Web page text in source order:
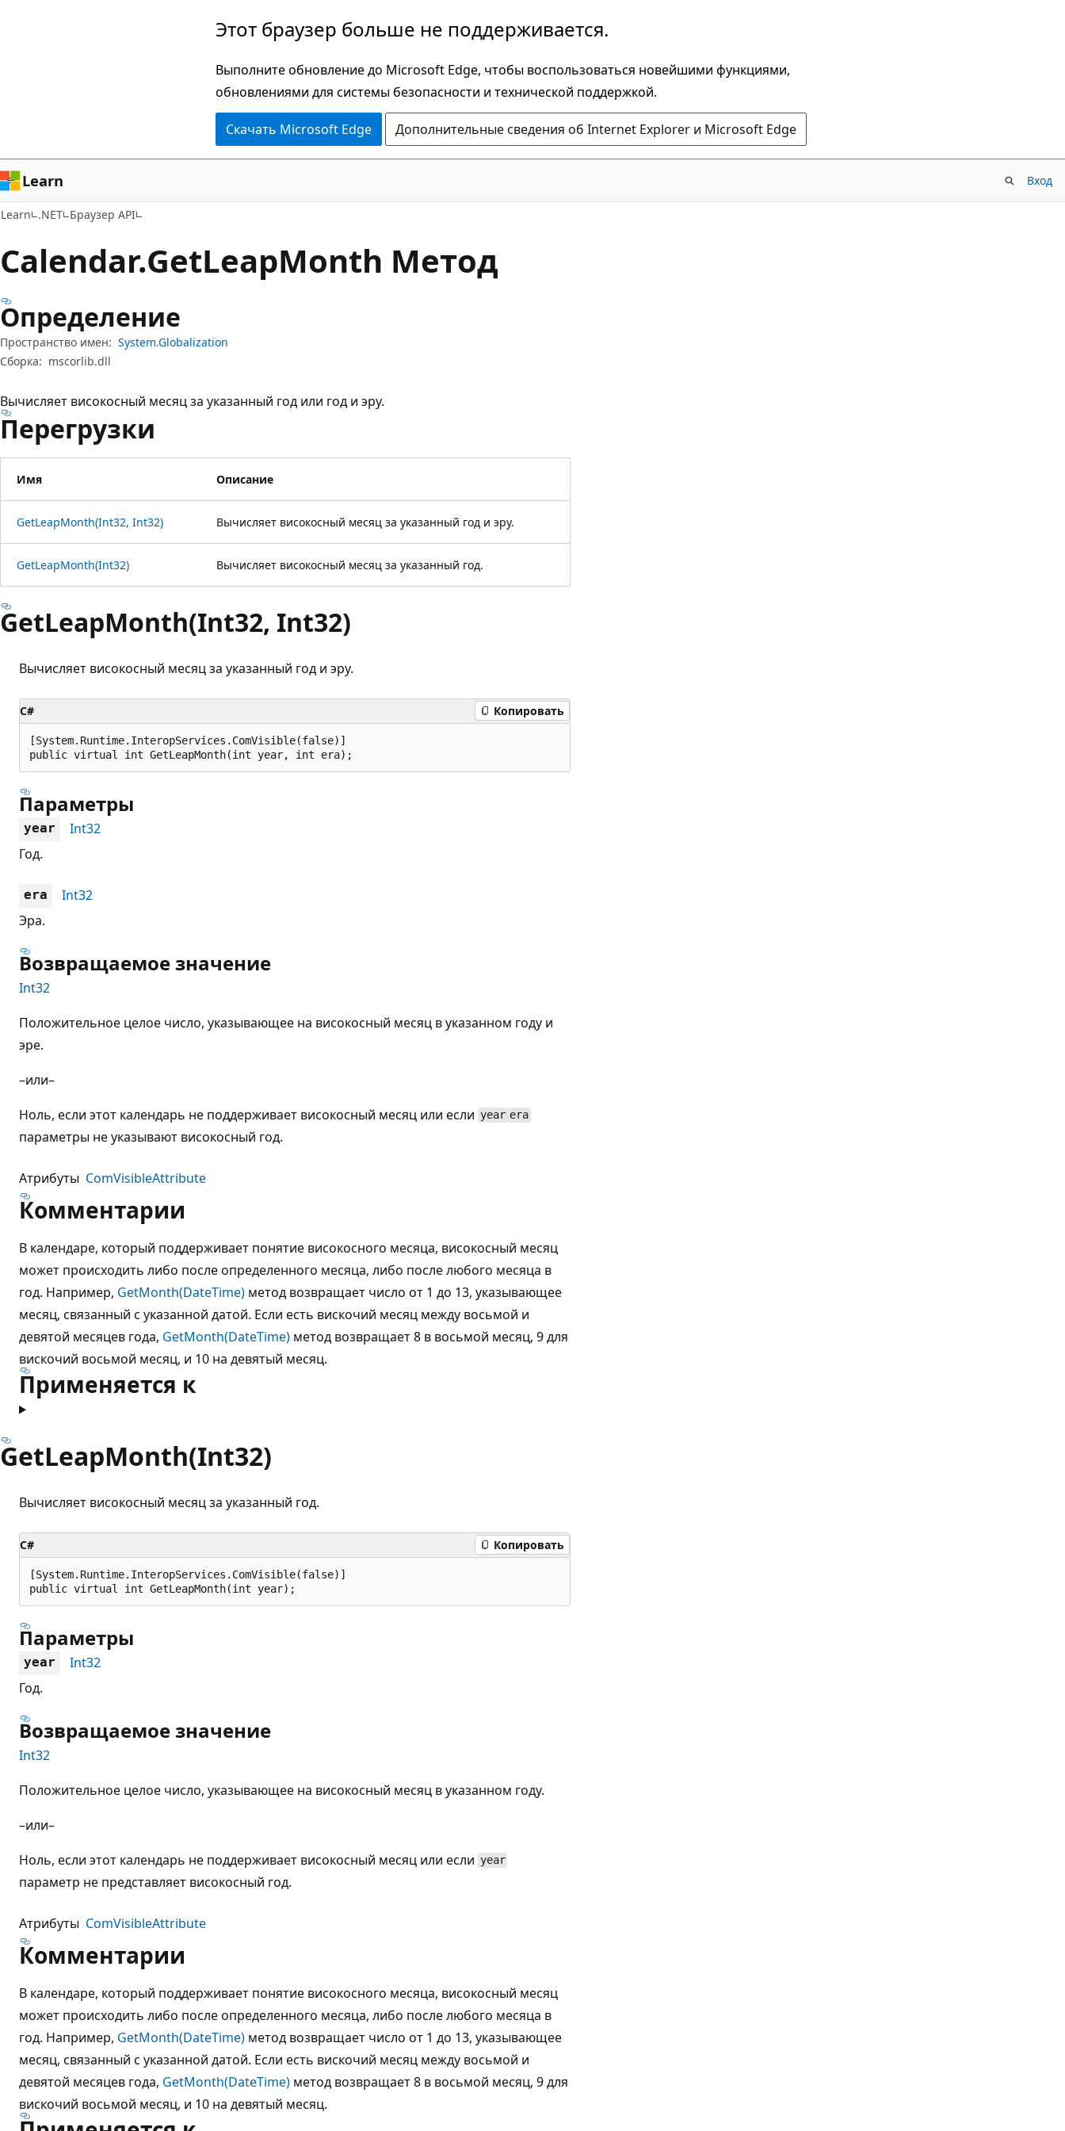
Этот браузер больше не поддерживается.
Выполните обновление до Microsoft Edge, чтобы воспользоваться новейшими функциями,
обновлениями для системы безопасности и технической поддержкой.
Скачать Microsoft Edge Дополнительные сведения об Internet Explorer и Microsoft Edge
Learn Вход
Learn .NET Браузер API
Calendar.GetLeapMonth Метод
Определение
Пространство имен: System.Globalization
Сборка: mscorlib.dll
Вычисляет високосный месяц за указанный год или год и эру.
Перегрузки
Имя Описание
GetLeapMonth(Int32, Int32) Вычисляет високосный месяц за указанный год и эру.
GetLeapMonth(Int32) Вычисляет високосный месяц за указанный год.
GetLeapMonth(Int32, Int32)
Вычисляет високосный месяц за указанный год и эру.
C# Копировать
[System.Runtime.InteropServices.ComVisible(false)]
public virtual int GetLeapMonth(int year, int era);
Параметры
year
Int32
Год.
era
Int32
Эра.
Возвращаемое значение
Int32
Положительное целое число, указывающее на високосный месяц в указанном году и
эре.
–или–
Ноль, если этот календарь не поддерживает високосный месяц или если year era
параметры не указывают високосный год.
Атрибуты ComVisibleAttribute
Комментарии
В календаре, который поддерживает понятие високосного месяца, високосный месяц
может происходить либо после определенного месяца, либо после любого месяца в
год. Например, GetMonth(DateTime) метод возвращает число от 1 до 13, указывающее
месяц, связанный с указанной датой. Если есть вискочий месяц между восьмой и
девятой месяцев года, GetMonth(DateTime) метод возвращает 8 в восьмой месяц, 9 для
вискочий восьмой месяц, и 10 на девятый месяц.
Применяется к
GetLeapMonth(Int32)
Вычисляет високосный месяц за указанный год.
C# Копировать
[System.Runtime.InteropServices.ComVisible(false)]
public virtual int GetLeapMonth(int year);
Параметры
year
Int32
Год.
Возвращаемое значение
Int32
Положительное целое число, указывающее на високосный месяц в указанном году.
–или–
Ноль, если этот календарь не поддерживает високосный месяц или если year
параметр не представляет високосный год.
Атрибуты ComVisibleAttribute
Комментарии
В календаре, который поддерживает понятие високосного месяца, високосный месяц
может происходить либо после определенного месяца, либо после любого месяца в
год. Например, GetMonth(DateTime) метод возвращает число от 1 до 13, указывающее
месяц, связанный с указанной датой. Если есть вискочий месяц между восьмой и
девятой месяцев года, GetMonth(DateTime) метод возвращает 8 в восьмой месяц, 9 для
вискочий восьмой месяц, и 10 на девятый месяц.